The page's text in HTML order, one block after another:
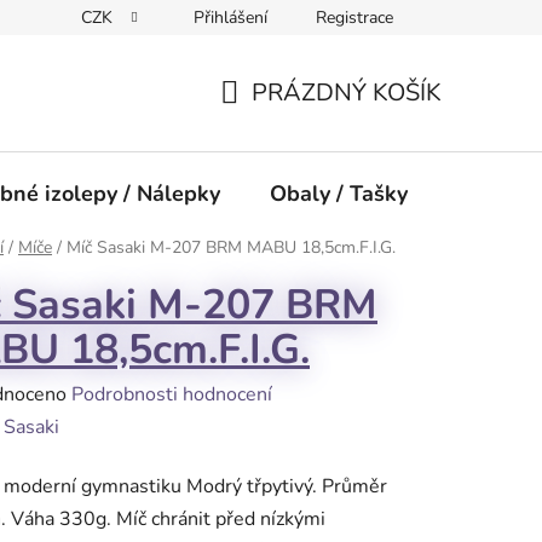
CZK Přihlášení Registrace
KOŠÍK
PRÁZDNÝ KOŠÍK
izolepy / Nálepky Obaly / Tašky
/ Míče / Míč Sasaki M-207 BRM MABU 18,5cm.F.I.G.
Sasaki M-207 BRM
18,5cm.F.I.G.
Podrobnosti hodnocení
Sasaki
moderní gymnastiku Modrý třpytivý. Průměr
Váha 330g. Míč chránit před nízkými